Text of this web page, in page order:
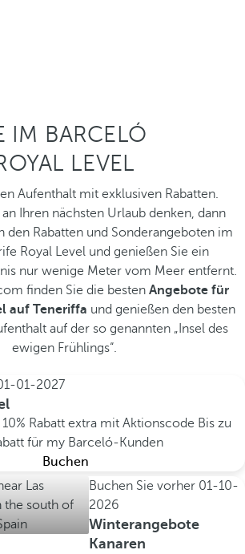
IM BARCELÓ
LEVEL
Aufenthalt mit exklusiven Rabatten.
Ihren nächsten Urlaub denken, dann
den Rabatten und Sonderangeboten im
Royal Level und genießen Sie ein
nur wenige Meter vom Meer entfernt.
finden Sie die besten Angebote für
auf Teneriffa und genießen den besten
auf der so genannten „Insel des
ewigen Frühlings“.
01-2027
10% Rabatt extra mit Aktionscode Bis zu
für my Barceló-Kunden
Buchen
Buchen Sie vorher 01-10-
2026
Winterangebote
Kanaren